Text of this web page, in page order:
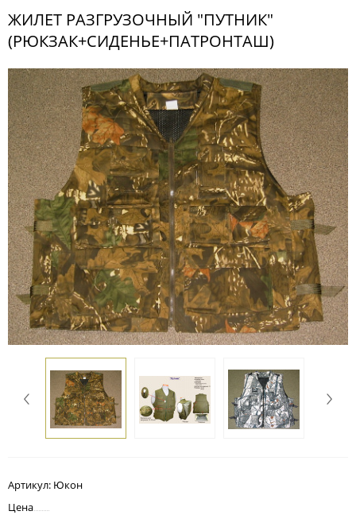
ЖИЛЕТ РАЗГРУЗОЧНЫЙ "ПУТНИК"
(РЮКЗАК+СИДЕНЬЕ+ПАТРОНТАШ)
Артикул: Юкон
Цена